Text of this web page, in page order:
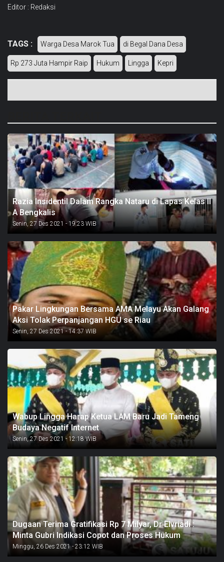
Editor : Redaksi
TAGS : Warga Desa Marok Tua di Begal Dana Desa
Rp 273 Juta Hampir Raip Hukum Lingga Kepri
Razia Insidentil Dalam Rangka Nataru di Lapas Kelas II
A Bengkalis
Senin, 27 Des 2021 - 19:23 WIB
Pakar Lingkungan Bersama AMA Melayu Akan Galang
Aksi Tolak Perpanjangan HGU se Riau
Senin, 27 Des 2021 - 14:37 WIB
Wabup Lingga Harap Ketua LAM Baru Jadi Tameng
Budaya Negatif Internet
Senin, 27 Des 2021 - 12:18 WIB
Dugaan Terima Gratifikasi Rp 7 Milyar, Dr Elvriadi :
Minta Gubri Indikasi Copot dan Proses Hukum
Minggu, 26 Des 2021 - 23:12 WIB